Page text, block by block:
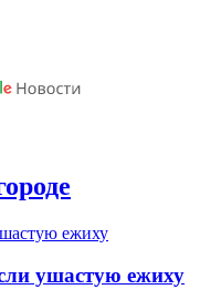
ушастую ежиху